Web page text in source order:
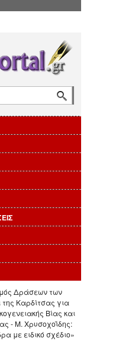
Δράσεων των
Καρδίτσας για
Βίας και
- Μ. Χρυσοχοΐδης:
με ειδικό σχέδιο»